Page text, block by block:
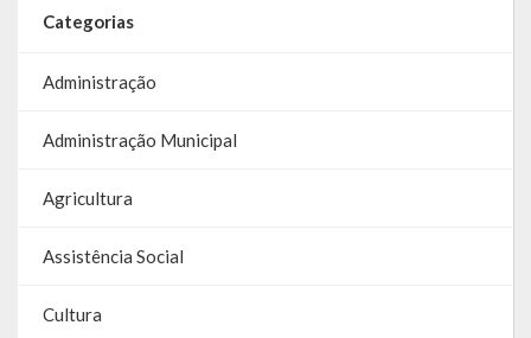
Portal da Transparência
Links Úteis
Emendas Parlament. EC 105 FNS
Categorias
Administração
Administração Municipal
Agricultura
Assistência Social
Cultura